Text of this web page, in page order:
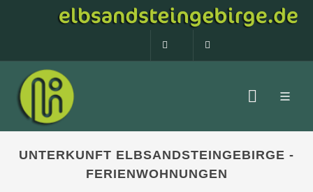
0160 99873408
UNTERKUNFT ELBSANDSTEINGEBIRGE -
FERIENWOHNUNGEN